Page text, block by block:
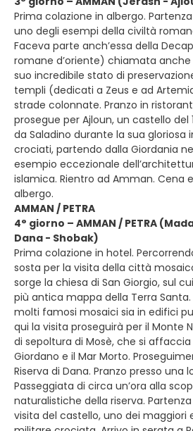
Prima colazione in albergo.
uno degli esempi della civiltà
Faceva parte anch’essa della
romane d’oriente) chiamata anche
suo incredibile stato di
templi (dedicati a Zeus e ad
strade colonnate. Pranzo in
prosegue per Ajloun, un castello del
da Saladino durante la sua gloriosa
crociati, partendo dalla Giordania
esempio eccezionale
islamica. Rientro ad Amman. Cena
albergo.
AMMAN / PETRA
4° giorno – AMMAN / PETRA
Dana - Shobak)
Prima colazione in hotel.
sosta per la visita della città
sorge la chiesa di San Giorgio, sul
più antica mappa della Terra
molti famosi mosaici sia in edifici
qui la visita proseguirà per il Monte
di sepoltura di Mosè, che si affaccia
Giordano e il Mar Morto.
Riserva di Dana. Pranzo presso una
Passeggiata di circa un’ora alla
naturalistiche della riserva.
visita del castello, uno dei